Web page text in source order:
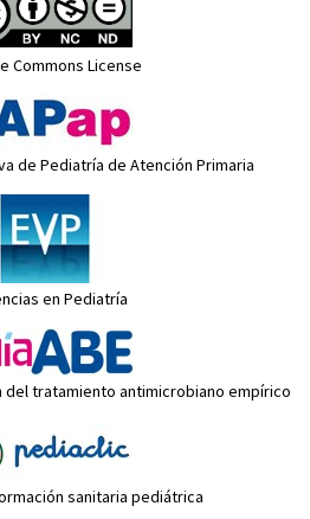
Commons License
de Pediatría de Atención Primaria
en Pediatría
del tratamiento antimicrobiano empírico
sanitaria pediátrica